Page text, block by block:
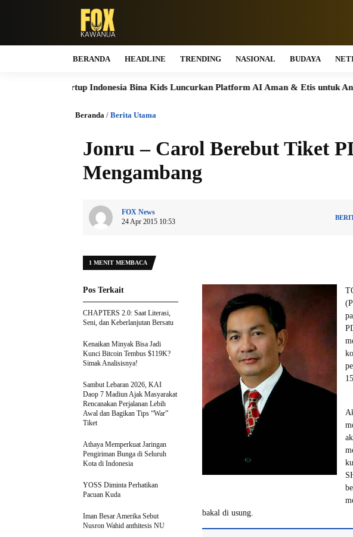
BERANDA HEADLINE TRENDING NASIONAL BUDAYA
Startup Indonesia Bina Kids Luncurkan Platform AI Aman & Etis untuk Anak, Raih
Beranda / Berita Utama
Jonru – Carol Berebut Tiket
Mengambang
FOX News
24 Apr 2015 10:53
1 MENIT MEMBACA
bakal di usung.
Pos Terkait
CHAPTERS 2.0: Saat Literasi,
Seni, dan Keberlanjutan Bersatu
Kenaikan Minyak Bisa Jadi
Kunci Bitcoin Tembus $119K?
Simak Analisisnya!
Sambut Lebaran 2026, KAI
Daop 7 Madiun Ajak Masyarakat
Rencanakan Perjalanan Lebih
Awal dan Bagikan Tips “War”
Tiket
Athaya Memperkuat Jaringan
Pengiriman Bunga di Seluruh
Kota di Indonesia
YOSS Diminta Perhatikan
Pacuan Kuda
Iman Besar Amerika Sebut
Nusron Wahid anthitesis NU